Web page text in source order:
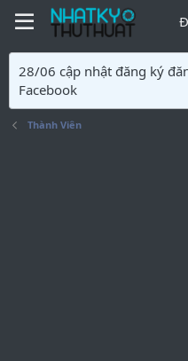
28/06 cập nhật đăng ký
Facebook
Thành Viên